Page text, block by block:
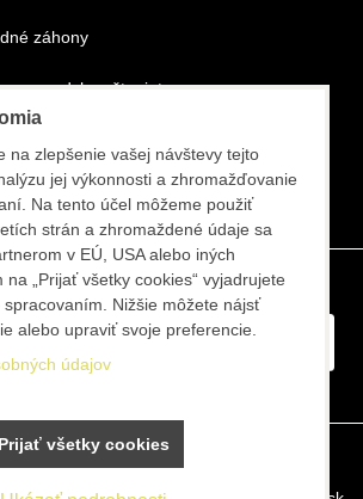
záhony
na odchov šteniat
Zásady ochrany osobných údajov
na zlepšenie vašej návštevy tejto
jej výkonnosti a zhromažďovanie
Na tento účel môžeme použiť
strán a zhromaždené údaje sa
v EÚ, USA alebo iných
„Prijať všetky cookies“ vyjadrujete
Nižšie môžete nájsť
alebo upraviť svoje preferencie.
údajov
Prijať všetky cookies